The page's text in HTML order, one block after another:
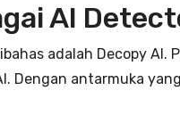
AI
adalah Decopy
Dengan antarmuka